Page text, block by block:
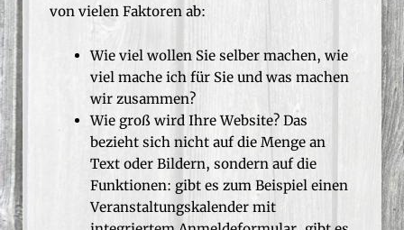
von vielen Faktoren ab:
Wie viel wollen Sie selber machen, wie
viel mache ich für Sie und was machen
wir zusammen?
Wie groß wird Ihre Website? Das
bezieht sich nicht auf die Menge an
Text oder Bildern, sondern auf die
Funktionen: gibt es zum Beispiel einen
Veranstaltungskalender mit